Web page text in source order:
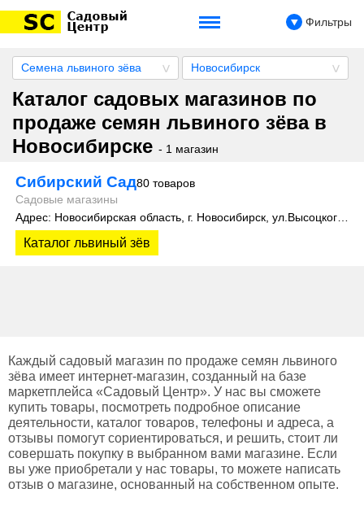
Фильтры
Семена львиного зёва Новосибирск
Каталог садовых магазинов по
продаже семян львиного зёва в
Новосибирске - 1 магазин
Сибирский Сад80 товаров
Садовые магазины
Каталог львиный зёв
Каждый садовый магазин по продаже семян львиного
зёва имеет интернет-магазин, созданный на базе
маркетплейса «Садовый Центр». У нас вы сможете
купить товары, посмотреть подробное описание
деятельности, каталог товаров, телефоны и адреса, а
отзывы помогут сориентироваться, и решить, стоит ли
совершать покупку в выбранном вами магазине. Если
вы уже приобретали у нас товары, то можете написать
отзыв о магазине, основанный на собственном опыте.